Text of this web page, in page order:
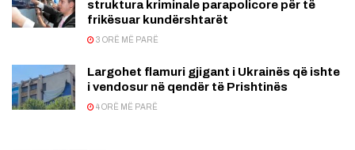
struktura kriminale parapolicore për të
frikësuar kundërshtarët
3 ORË MË PARË
Largohet flamuri gjigant i Ukrainës që ishte
i vendosur në qendër të Prishtinës
4 ORË MË PARË